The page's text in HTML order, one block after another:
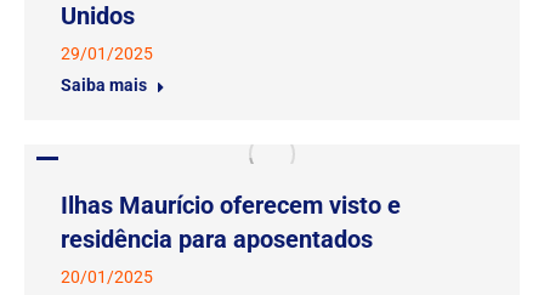
Unidos
29/01/2025
Saiba mais
Ilhas Maurício oferecem visto e
residência para aposentados
20/01/2025